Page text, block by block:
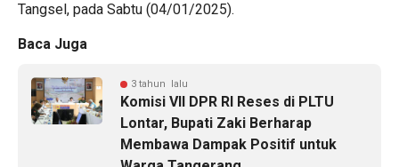
Tangsel, pada Sabtu (04/01/2025).
Baca Juga
3 tahun lalu
Komisi VII DPR RI Reses di PLTU
Lontar, Bupati Zaki Berharap
Membawa Dampak Positif untuk